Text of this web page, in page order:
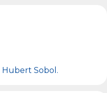
Hubert Sobol .